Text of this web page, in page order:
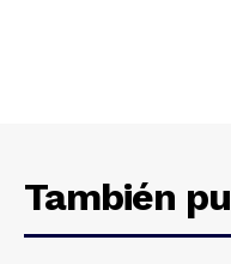
También